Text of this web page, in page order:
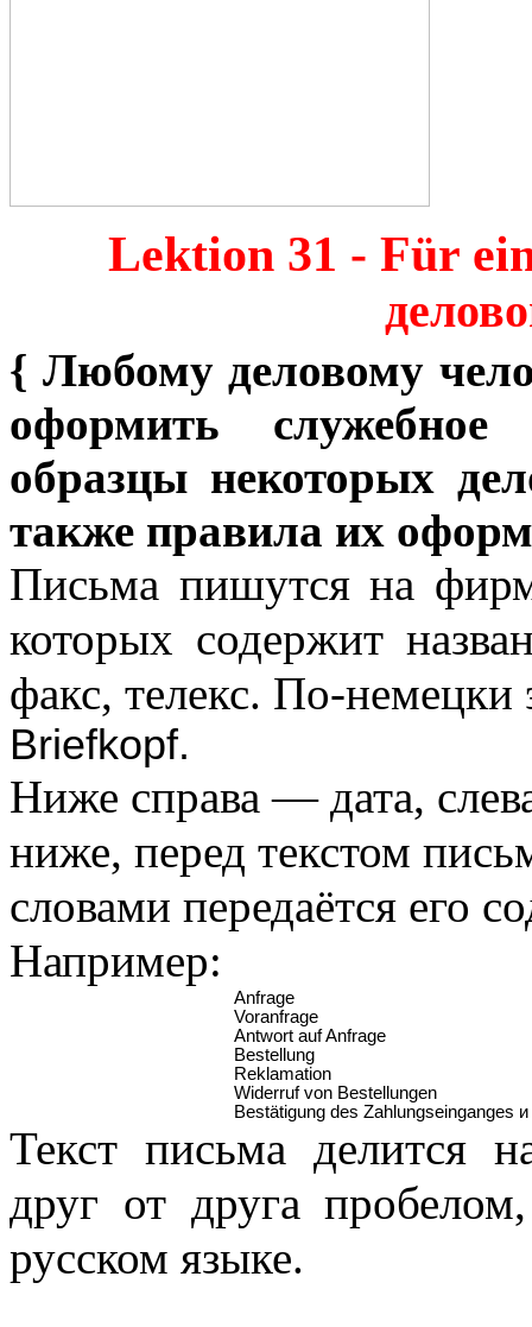
Lektion 31 - Für
{ Любому деловому
оформить
образцы некоторых
также правила их
Письма пишутся на
которых содержит
факс, телекс. По-немецки
Briefkopf.
Ниже справа — дата,
ниже, перед текстом
словами передаётся его
Например:
Anfrage
Voranfrage
Antwort auf Anfrage
Bestellung
Reklamation
Widerruf von Bestellungen
Bestätigung des Zahlungseinganges и
Текст письма делится
друг от друга
русском языке.